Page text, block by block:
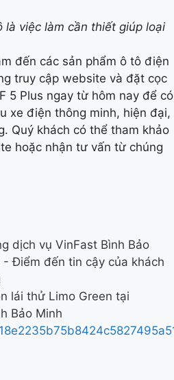
là việc làm cần thiết giúp loại
đến các sản phẩm ô tô điện
truy cập website và đặt cọc
5 Plus ngay từ hôm nay để có
xe điện thông minh, hiện đại,
Quý khách có thể tham khảo
hoặc nhận tư vấn từ chúng
dịch vụ VinFast Bình Bảo
- Điểm đến tin cậy của khách
lái thử Limo Green tại
Bảo Minh